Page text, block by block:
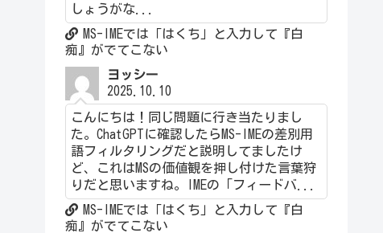
しょうがな...
MS-IMEでは「はくち」と入力して『白
痴』がでてこない
ヨッシー
2025.10.10
こんにちは！同じ問題に行き当たりまし
た。ChatGPTに確認したらMS-IMEの差別用
語フィルタリングだと説明してましたけ
ど、これはMSの価値観を押し付けた言葉狩
りだと思いますね。IMEの「フィードバ...
MS-IMEでは「はくち」と入力して『白
痴』がでてこない